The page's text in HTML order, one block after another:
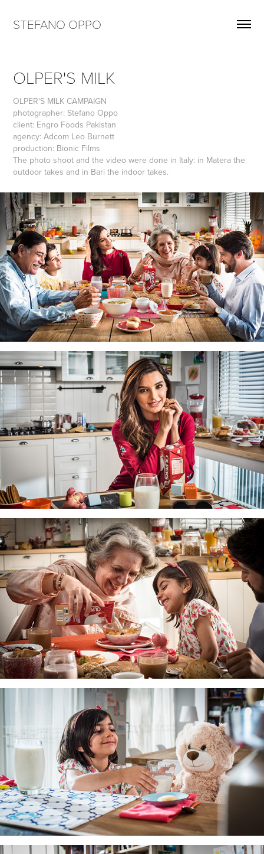
STEFANO OPPO
OLPER'S MILK
OLPER'S MILK CAMPAIGN
photographer: Stefano Oppo
client: Engro Foods Pakistan
agency: Adcom Leo Burnett
production: Bionic Films
The photo shoot and the video were done in Italy: in Matera the
outdoor takes and in Bari the indoor takes.